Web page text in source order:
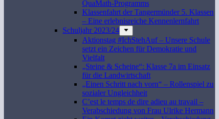
QuaMath-Programms
Klassenfahrt der Tangermünder 5. Klassen
– Eine erlebnisreiche Kennenlernfahrt
Schuljahr 2023/24
Aktionstag #IchStehAuf – Unsere Schule
setzt ein Zeichen für Demokratie und
Vielfalt
„Steine & Scheine“: Klasse 7a im Einsatz
für die Landwirtschaft
„Einen Schritt nach vorn“ – Rollenspiel zu
sozialer Ungleichheit
C’est le temps de dire adieu au travail –
Verabschiedung von Frau Ulrike Hermann